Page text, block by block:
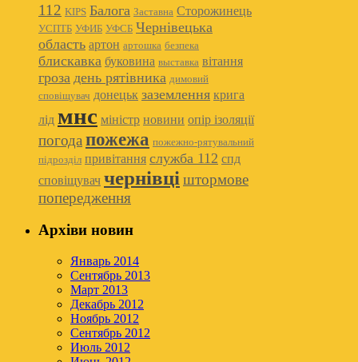
112 KIPS Балога Заставна Сторожинець
УСПТБ УФИБ УФСБ Чернівецька
область артон артошка безпека
блискавка буковина выставка вітання
гроза день рятівника димовий
сповіщувач донецьк заземлення крига
лід мнс міністр новини опір ізоляції
погода пожежа пожежно-рятувальний
підрозділ привітання служба 112 спд
сповіщувач чернівці штормове
попередження
Архіви новин
Январь 2014
Сентябрь 2013
Март 2013
Декабрь 2012
Ноябрь 2012
Сентябрь 2012
Июль 2012